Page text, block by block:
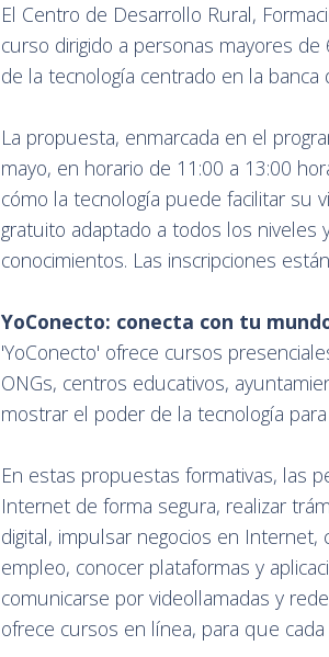
El Centro de Desarrollo Rural,
curso dirigido a personas mayores
de la tecnología centrado en la
La propuesta, enmarcada en el
mayo, en horario de 11:00 a 13:00
cómo la tecnología puede facilitar su
gratuito adaptado a todos los niveles
conocimientos. Las inscripciones
YoConecto: conecta con tu
'YoConecto' ofrece cursos
ONGs, centros educativos,
mostrar el poder de la tecnología
En estas propuestas formativas, las
Internet de forma segura, realizar
digital, impulsar negocios en
empleo, conocer plataformas y
comunicarse por videollamadas y
ofrece cursos en línea, para que